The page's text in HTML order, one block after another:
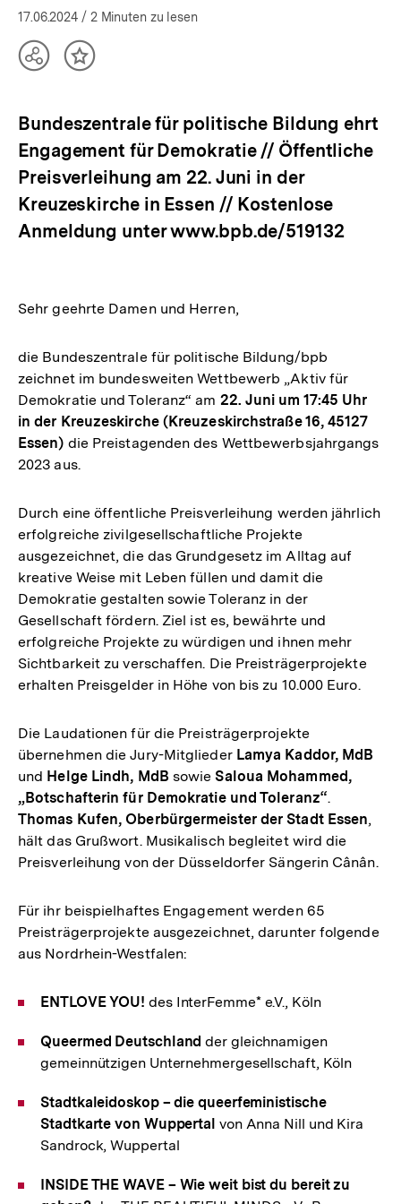
17.06.2024 / 2 Minuten zu lesen
TeilenInhalt
Bundeszentrale für politische Bildung ehrt
Engagement für Demokratie // Öffentliche
Preisverleihung am 22. Juni in der
Kreuzeskirche in Essen // Kostenlose
Anmeldung unter www.bpb.de/519132
Sehr geehrte Damen und Herren,
die Bundeszentrale für politische Bildung/bpb
zeichnet im bundesweiten Wettbewerb „Aktiv für
Demokratie und Toleranz“ am 22. Juni um 17:45 Uhr
in der Kreuzeskirche (Kreuzeskirchstraße 16, 45127
Essen) die Preistagenden des Wettbewerbsjahrgangs
2023 aus.
Durch eine öffentliche Preisverleihung werden jährlich
erfolgreiche zivilgesellschaftliche Projekte
ausgezeichnet, die das Grundgesetz im Alltag auf
kreative Weise mit Leben füllen und damit die
Demokratie gestalten sowie Toleranz in der
Gesellschaft fördern. Ziel ist es, bewährte und
erfolgreiche Projekte zu würdigen und ihnen mehr
Sichtbarkeit zu verschaffen. Die Preisträgerprojekte
erhalten Preisgelder in Höhe von bis zu 10.000 Euro.
Die Laudationen für die Preisträgerprojekte
übernehmen die Jury-Mitglieder Lamya Kaddor, MdB
und Helge Lindh, MdB sowieSaloua Mohammed,
„Botschafterin für Demokratie und Toleranz“.
Thomas Kufen, Oberbürgermeister der Stadt Essen,
hält das Grußwort. Musikalisch begleitet wird die
Preisverleihung von der Düsseldorfer Sängerin Cânân.
Für ihr beispielhaftes Engagement werden 65
Preisträgerprojekte ausgezeichnet, darunter folgende
aus Nordrhein-Westfalen:
ENTLOVE YOU! des InterFemme* e.V., Köln
Queermed Deutschland der gleichnamigen
gemeinnützigen Unternehmergesellschaft, Köln
Stadtkaleidoskop – die queerfeministische
Stadtkarte von Wuppertal von Anna Nill und Kira
Sandrock, Wuppertal
INSIDE THE WAVE – Wie weit bist du bereit zu